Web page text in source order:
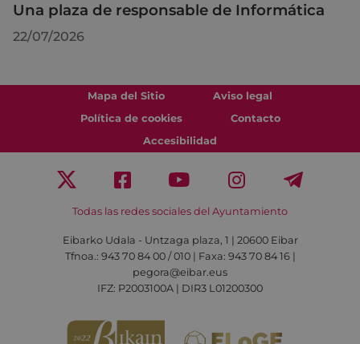
Una plaza de responsable de Informática
22/07/2026
Mapa del Sitio
Aviso legal
Política de cookies
Contacto
Accesibilidad
Todas las redes sociales del Ayuntamiento
Eibarko Udala - Untzaga plaza, 1 | 20600 Eibar
Tfnoa.: 943 70 84 00 / 010 | Faxa: 943 70 84 16 |
pegora@eibar.eus
IFZ: P2003100A | DIR3 L01200300